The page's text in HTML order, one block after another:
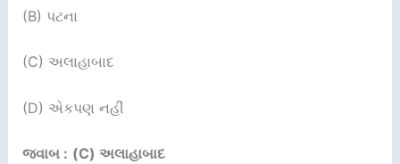
(B) પટના
(C) અલાહાબાદ
(D) એકપણ નહીં
જવાબ : (C) અલાહાબાદ